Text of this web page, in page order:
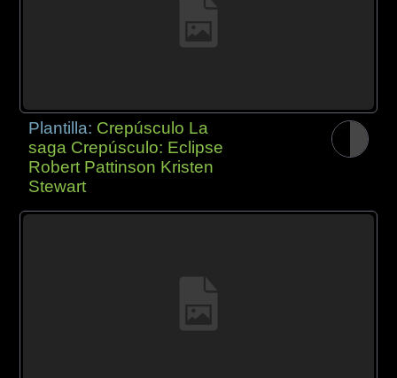
Plantilla: Crepúsculo La
saga Crepúsculo: Eclipse
Robert Pattinson Kristen
Stewart